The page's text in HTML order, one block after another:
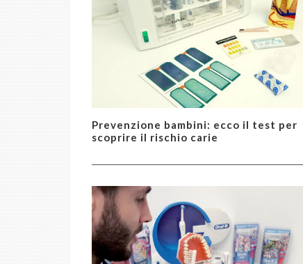
Prevenzione bambini: ecco il test per
scoprire il rischio carie